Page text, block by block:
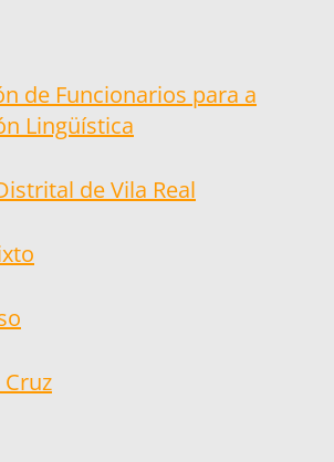
de Funcionarios para a
Lingüística
de Vila Real